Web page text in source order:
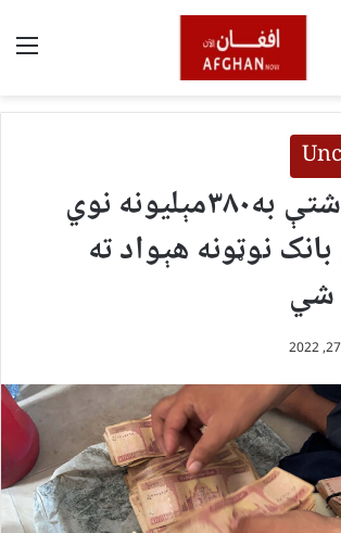
تر یوې میاشتې به۳۸۰مېلیونه نوي
نوټونه هېواد ته
شي